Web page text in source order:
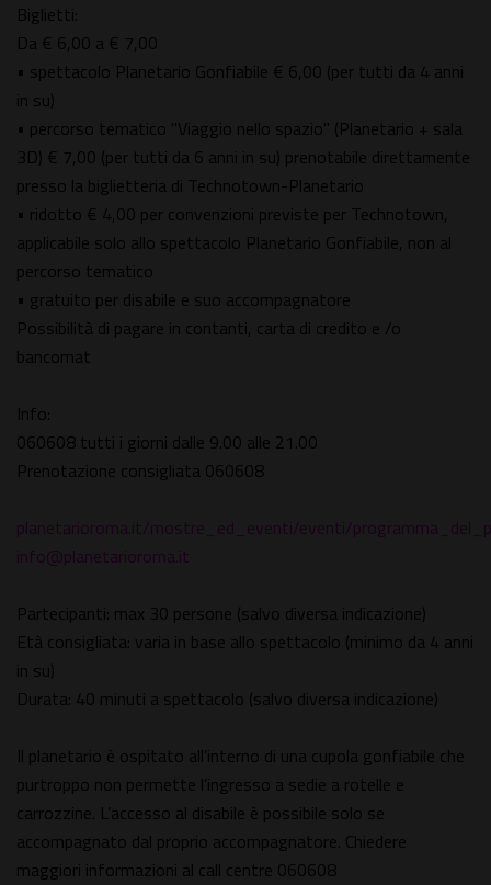
Biglietti:
Da € 6,00 a € 7,00
• spettacolo Planetario Gonfiabile € 6,00 (per tutti da 4 anni
in su)
• percorso tematico "Viaggio nello spazio" (Planetario + sala
3D) € 7,00 (per tutti da 6 anni in su) prenotabile direttamente
presso la biglietteria di Technotown-Planetario
• ridotto € 4,00 per convenzioni previste per Technotown,
applicabile solo allo spettacolo Planetario Gonfiabile, non al
percorso tematico
• gratuito per disabile e suo accompagnatore
Possibilità di pagare in contanti, carta di credito e /o
bancomat
Info:
060608 tutti i giorni dalle 9.00 alle 21.00
Prenotazione consigliata 060608
planetarioroma.it/mostre_ed_eventi/eventi/
info@planetarioroma.it
Partecipanti: max 30 persone (salvo diversa indicazione)
Età consigliata: varia in base allo spettacolo (minimo da 4 anni
in su)
Durata: 40 minuti a spettacolo (salvo diversa indicazione)
Il planetario è ospitato all’interno di una cupola gonfiabile che
purtroppo non permette l’ingresso a sedie a rotelle e
carrozzine. L’accesso al disabile è possibile solo se
accompagnato dal proprio accompagnatore. Chiedere
maggiori informazioni al call centre 060608